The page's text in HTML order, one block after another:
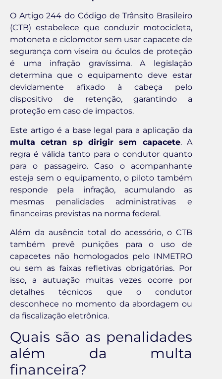
O Artigo 244 do Código de Trânsito Brasileiro
(CTB) estabelece que conduzir motocicleta,
motoneta e ciclomotor sem usar capacete de
segurança com viseira ou óculos de proteção
é uma infração gravíssima. A legislação
determina que o equipamento deve estar
devidamente afixado à cabeça pelo
dispositivo de retenção, garantindo a
proteção em caso de impactos.
Este artigo é a base legal para a aplicação da
multa cetran sp dirigir sem capacete. A
regra é válida tanto para o condutor quanto
para o passageiro. Caso o acompanhante
esteja sem o equipamento, o piloto também
responde pela infração, acumulando as
mesmas penalidades administrativas e
financeiras previstas na norma federal.
Além da ausência total do acessório, o CTB
também prevê punições para o uso de
capacetes não homologados pelo INMETRO
ou sem as faixas refletivas obrigatórias. Por
isso, a autuação muitas vezes ocorre por
detalhes técnicos que o condutor
desconhece no momento da abordagem ou
da fiscalização eletrônica.
Quais são as penalidades
além da multa
financeira?